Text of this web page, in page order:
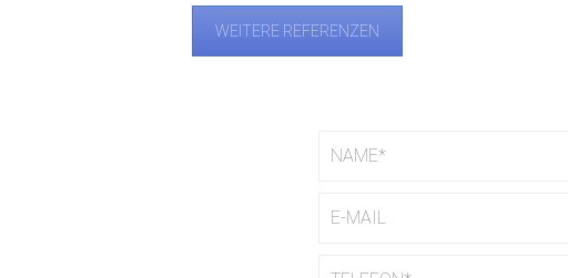
GOLLIERSTRASSE
WEITERE REFERENZEN